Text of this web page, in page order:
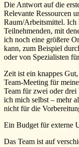
Die Antwort auf die
Relevante Ressourcen
Raum/Arbeitsmittel. Ich
Teilnehmenden, mit
ich noch eine größere
kann, zum Beispiel
oder von Spezialisten
Zeit ist ein knappes
Team-Meeting für
Team für zwei oder
ich mich selbst – mehr
nicht für die
Ein Budget für externe
Das Team ist auf